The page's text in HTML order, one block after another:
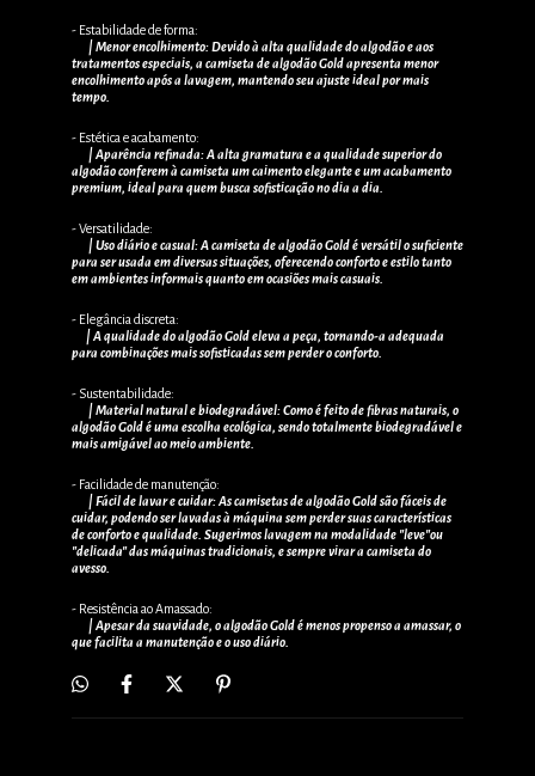
- Estabilidade de forma:
| Menor encolhimento: Devido à alta qualidade do algodão e aos
tratamentos especiais, a camiseta de algodão Gold apresenta menor
encolhimento após a lavagem, mantendo seu ajuste ideal por mais
tempo.
- Estética e acabamento:
| Aparência refinada: A alta gramatura e a qualidade superior do
algodão conferem à camiseta um caimento elegante e um acabamento
premium, ideal para quem busca sofisticação no dia a dia.
- Versatilidade:
| Uso diário e casual: A camiseta de algodão Gold é versátil o suficiente
para ser usada em diversas situações, oferecendo conforto e estilo tanto
em ambientes informais quanto em ocasiões mais casuais.
- Elegância discreta:
| A qualidade do algodão Gold eleva a peça, tornando-a adequada
para combinações mais sofisticadas sem perder o conforto.
- Sustentabilidade:
| Material natural e biodegradável: Como é feito de fibras naturais, o
algodão Gold é uma escolha ecológica, sendo totalmente biodegradável e
mais amigável ao meio ambiente.
- Facilidade de manutenção:
| Fácil de lavar e cuidar: As camisetas de algodão Gold são fáceis de
cuidar, podendo ser lavadas à máquina sem perder suas características
de conforto e qualidade. Sugerimos lavagem na modalidade "leve"ou
"delicada" das máquinas tradicionais, e sempre virar a camiseta do
avesso.
- Resistência ao Amassado:
| Apesar da suavidade, o algodão Gold é menos propenso a amassar, o
que facilita a manutenção e o uso diário.